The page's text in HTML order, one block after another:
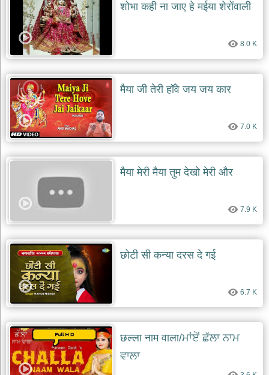
भजन
जोड़ें
add
bhajans
शोभा कही ना जाए हे मईया शेरोंवाली
8.0 K
मैया जी तेरी हॉवे जय जय कार
7.0 K
मैया मेरी मैया तुम देखो मेरी और
7.9 K
छोटी सी कन्या दरस दे गई
6.7 K
छल्ला नाम वाला/ਮਾਂਏਂ ਛੱਲਾ ਨਾਮ
ਵਾਲਾ